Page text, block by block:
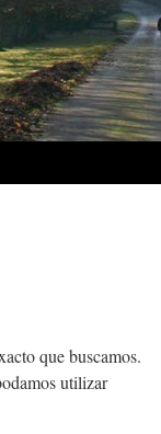
que buscamos.
utilizar